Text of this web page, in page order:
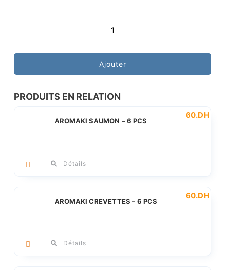
quantité
AROMAKI
Exotique
PCS
Ajouter
PRODUITS EN RELATION
AROMAKI SAUMON – 6 PCS
60.DH
Détails
AROMAKI CREVETTES – 6 PCS
60.DH
Détails